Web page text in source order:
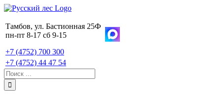
Skip
content
Тамбов, ул. Бастионная 25Ф
пн-пт 8-17 сб 9-15
+7 (4752) 700 300
+7 (4752) 44 47 54
Поиск: